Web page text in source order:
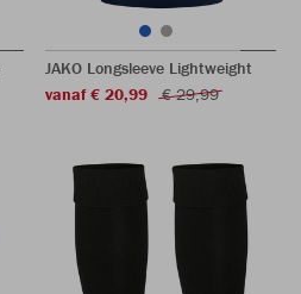
JAKO Longsleeve Lightweight
vanaf € 20,99
€ 29,99